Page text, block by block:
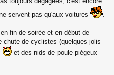
servent pas qu'aux voitures
.
fin de soirée et en début de
chute de cyclistes (quelques jolis
et des nids de poule piégeux